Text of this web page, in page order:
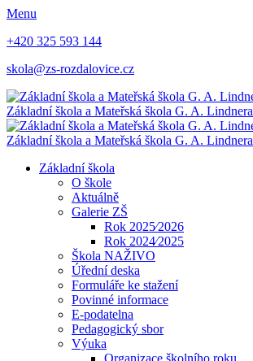
Menu
+420 325 593 144
skola@zs-rozdalovice.cz
Základní škola a Mateřská škola G. A. Lindnera
Základní škola a Mateřská škola G. A. Lindnera
Základní škola
O škole
Aktuálně
Galerie ZŠ
Rok 2025⁄2026
Rok 2024⁄2025
Škola NAŽIVO
Úřední deska
Formuláře ke stažení
Povinné informace
E-podatelna
Pedagogický sbor
Výuka
Organizace školního roku